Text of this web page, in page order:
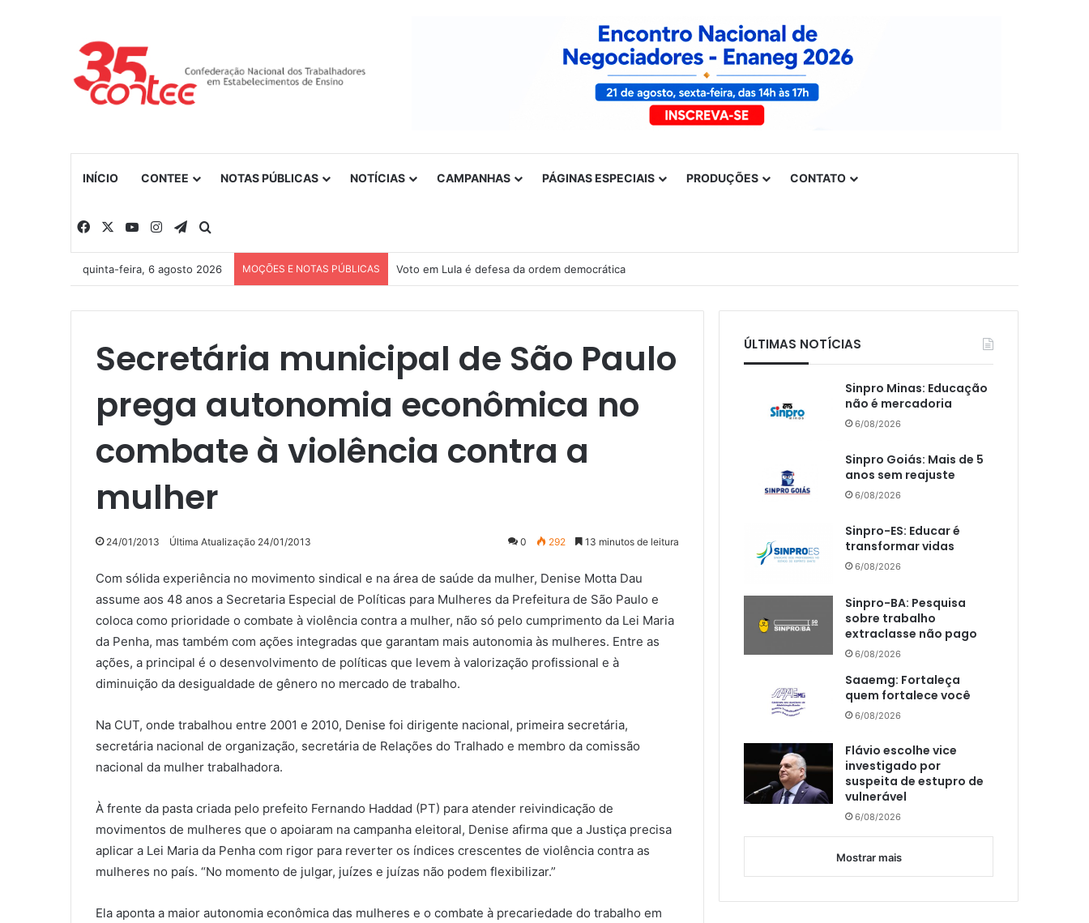
INÍCIO CONTEE NOTAS PÚBLICAS NOTÍCIAS CAMPANHAS PÁGINAS ESPECIAIS PRODUÇÕES CONTATO
Facebook YouTubeInstagramTelegram
quinta-feira, 6 agosto 2026 MOÇÕES E NOTAS PÚBLICAS Voto em Lula é defesa da ordem democrática
Secretária municipal de São Paulo
prega autonomia econômica no
combate à violência contra a
mulher
24/01/2013 Última Atualização 24/01/2013 0 292 13 minutos de leitura
Com sólida experiência no movimento sindical e na área de saúde da mulher, Denise Motta Dau
assume aos 48 anos a Secretaria Especial de Políticas para Mulheres da Prefeitura de São Paulo e
coloca como prioridade o combate à violência contra a mulher, não só pelo cumprimento da Lei Maria
da Penha, mas também com ações integradas que garantam mais autonomia às mulheres. Entre as
ações, a principal é o desenvolvimento de políticas que levem à valorização profissional e à
diminuição da desigualdade de gênero no mercado de trabalho.
Na CUT, onde trabalhou entre 2001 e 2010, Denise foi dirigente nacional, primeira secretária,
secretária nacional de organização, secretária de Relações do Tralhado e membro da comissão
nacional da mulher trabalhadora.
À frente da pasta criada pelo prefeito Fernando Haddad (PT) para atender reivindicação de
movimentos de mulheres que o apoiaram na campanha eleitoral, Denise afirma que a Justiça precisa
aplicar a Lei Maria da Penha com rigor para reverter os índices crescentes de violência contra as
mulheres no país. “No momento de julgar, juízes e juízas não podem flexibilizar.”
Ela aponta a maior autonomia econômica das mulheres e o combate à precariedade do trabalho em
ÚLTIMAS NOTÍCIAS
Sinpro Minas: Educação
não é mercadoria
6/08/2026
Sinpro Goiás: Mais de 5
anos sem reajuste
6/08/2026
Sinpro-ES: Educar é
transformar vidas
6/08/2026
Sinpro-BA: Pesquisa
sobre trabalho
extraclasse não pago
6/08/2026
Saaemg: Fortaleça
quem fortalece você
6/08/2026
Flávio escolhe vice
investigado por
suspeita de estupro de
vulnerável
6/08/2026
Mostrar mais